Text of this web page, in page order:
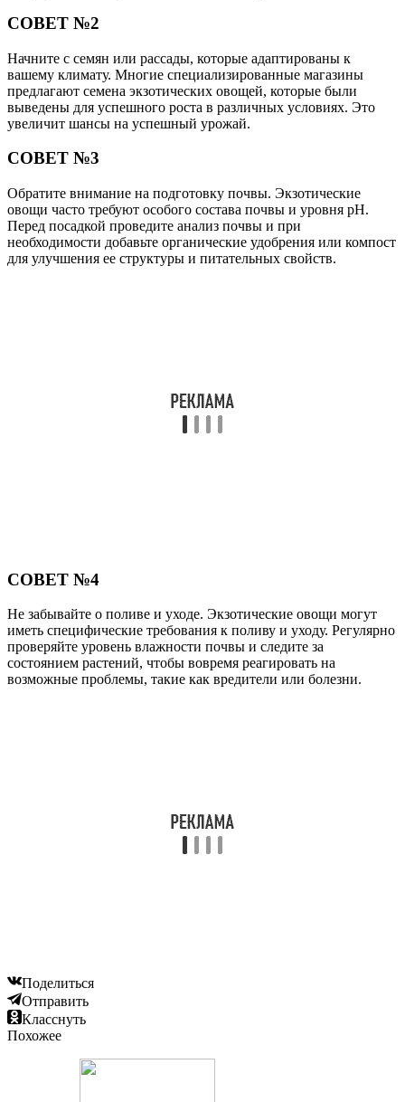
СОВЕТ №2
Начните с семян или рассады, которые адаптированы к
вашему климату. Многие специализированные магазины
предлагают семена экзотических овощей, которые были
выведены для успешного роста в различных условиях. Это
увеличит шансы на успешный урожай.
СОВЕТ №3
Обратите внимание на подготовку почвы. Экзотические
овощи часто требуют особого состава почвы и уровня pH.
Перед посадкой проведите анализ почвы и при
необходимости добавьте органические удобрения или компост
для улучшения ее структуры и питательных свойств.
СОВЕТ №4
Не забывайте о поливе и уходе. Экзотические овощи могут
иметь специфические требования к поливу и уходу. Регулярно
проверяйте уровень влажности почвы и следите за
состоянием растений, чтобы вовремя реагировать на
возможные проблемы, такие как вредители или болезни.
Поделиться
Отправить
Класснуть
Похожее